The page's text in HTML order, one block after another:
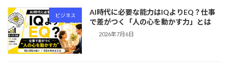
ビジネス
AI時代に必要な能力はIQよりEQ？仕事
で差がつく「人の心を動かす力」とは
2026年7月6日